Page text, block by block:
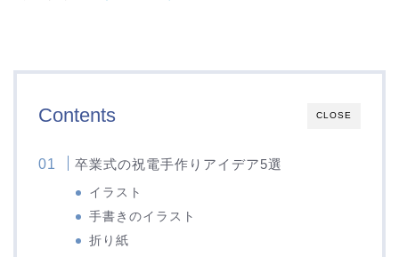
CLOSE
Contents
卒業式の祝電手作りアイデア5選
イラスト
手書きのイラスト
折り紙